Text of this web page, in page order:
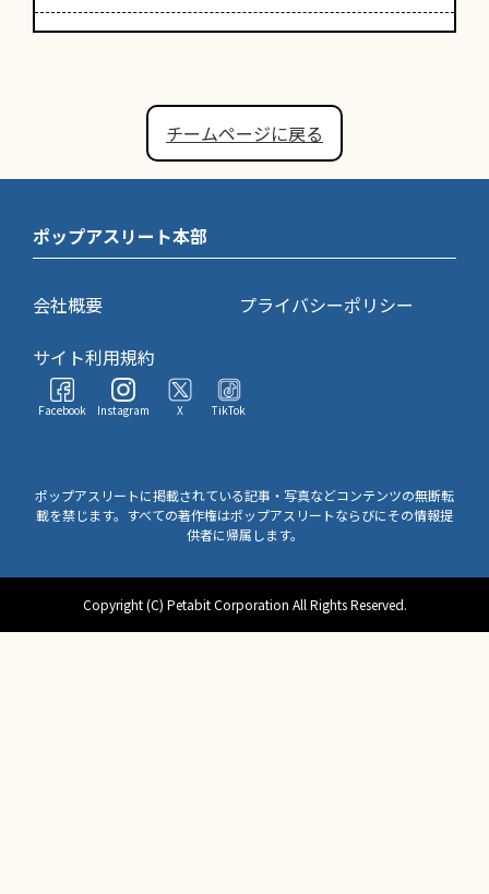
チームページに戻る
ポップアスリート本部
会社概要
プライバシーポリシー
サイト利用規約
Facebook Instagram X TikTok
ポップアスリートに掲載されている記事・写真などコンテンツの無断転
載を禁じます。すべての著作権はポップアスリートならびにその情報提
供者に帰属します。
Copyright (C) Petabit Corporation All Rights Reserved.